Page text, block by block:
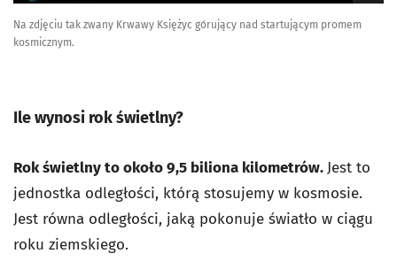
Na zdjęciu tak zwany Krwawy Księżyc górujący nad startującym promem
kosmicznym.
Ile wynosi rok świetlny?
Rok świetlny to około 9,5 biliona kilometrów.Jest to
jednostka odległości, którą stosujemy w kosmosie.
Jest równa odległości, jaką pokonuje światło w ciągu
roku ziemskiego.